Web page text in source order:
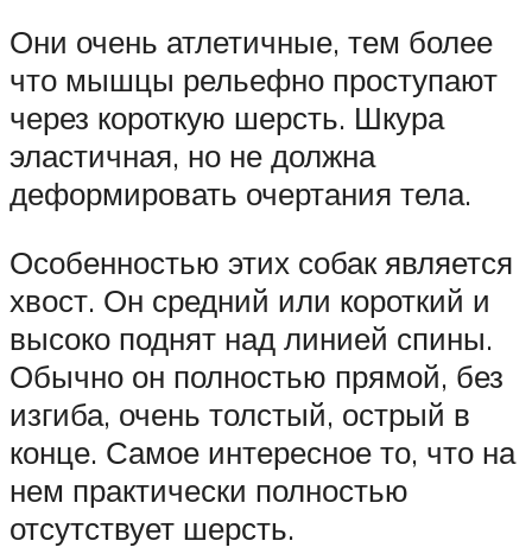
Они очень атлетичные, тем более
что мышцы рельефно проступают
через короткую шерсть. Шкура
эластичная, но не должна
деформировать очертания тела.
Особенностью этих собак является
хвост. Он средний или короткий и
высоко поднят над линией спины.
Обычно он полностью прямой, без
изгиба, очень толстый, острый в
конце. Самое интересное то, что на
нем практически полностью
отсутствует шерсть.